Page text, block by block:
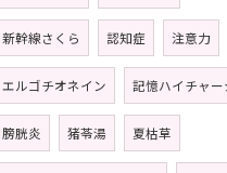
新幹線さくら 認知症 注意力
エルゴチオネイン 記憶ハイチャー
膀胱炎 猪苓湯 夏枯草